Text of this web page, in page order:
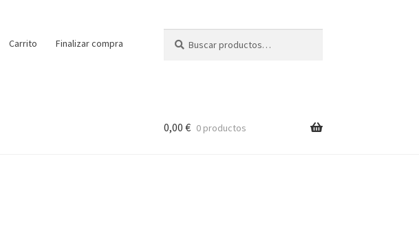
Carrito Finalizar compra
por:
0,00 € 0 productos